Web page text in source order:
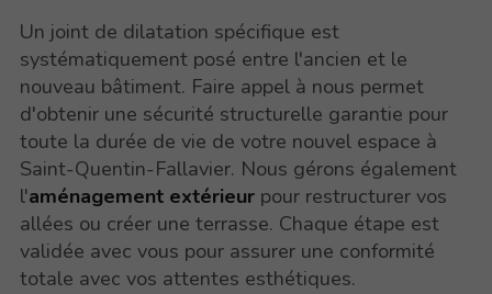
Un joint de dilatation spécifique est
systématiquement posé entre l'ancien et le
nouveau bâtiment. Faire appel à nous permet
d'obtenir une sécurité structurelle garantie pour
toute la durée de vie de votre nouvel espace à
Saint-Quentin-Fallavier. Nous gérons également
l'aménagement extérieur pour restructurer vos
allées ou créer une terrasse. Chaque étape est
validée avec vous pour assurer une conformité
totale avec vos attentes esthétiques.